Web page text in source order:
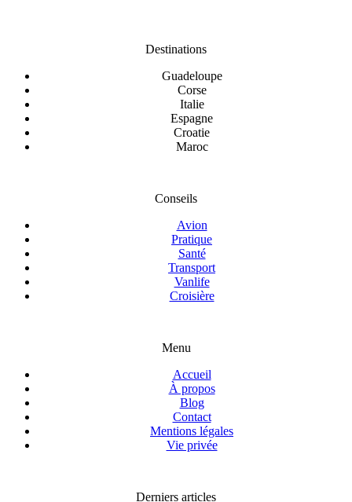
Destinations
Guadeloupe
Corse
Italie
Espagne
Croatie
Maroc
Conseils
Avion
Pratique
Santé
Transport
Vanlife
Croisière
Menu
Accueil
À propos
Blog
Contact
Mentions légales
Vie privée
Derniers articles